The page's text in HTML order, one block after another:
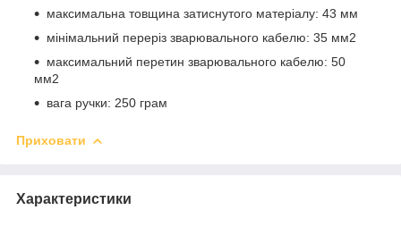
максимальна товщина затиснутого матеріалу: 43 мм
мінімальний переріз зварювального кабелю: 35 мм2
максимальний перетин зварювального кабелю: 50
мм2
вага ручки: 250 грам
Приховати
Характеристики